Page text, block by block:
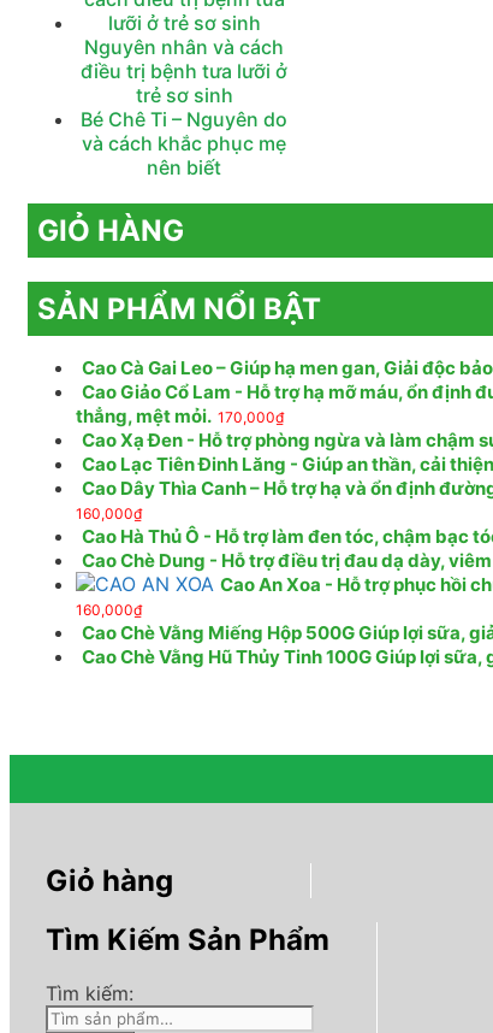
Nguyên nhân và cách
điều trị bệnh tưa lưỡi ở
trẻ sơ sinh
Bé Chê Ti – Nguyên do
và cách khắc phục mẹ
nên biết
GIỎ HÀNG
SẢN PHẨM NỔI BẬT
Cao Cà Gai Leo – Giúp hạ men gan, Giải độc
Cao Giảo Cổ Lam - Hỗ trợ hạ mỡ máu, ổn định
thẳng, mệt mỏi. 170,000₫
Cao Xạ Đen - Hỗ trợ phòng ngừa và làm chậm
Cao Lạc Tiên Đinh Lăng - Giúp an thần, cải
Cao Dây Thìa Canh – Hỗ trợ hạ và ổn định
160,000₫
Cao Hà Thủ Ô - Hỗ trợ làm đen tóc, chậm bạc
Cao Chè Dung - Hỗ trợ điều trị đau dạ dày,
Cao An Xoa - Hỗ trợ phục hồi
160,000₫
Cao Chè Vằng Miếng Hộp 500G Giúp lợi sữa,
Cao Chè Vằng Hũ Thủy Tinh 100G Giúp lợi
Giỏ hàng
Tìm Kiếm Sản Phẩm
Tìm kiếm: